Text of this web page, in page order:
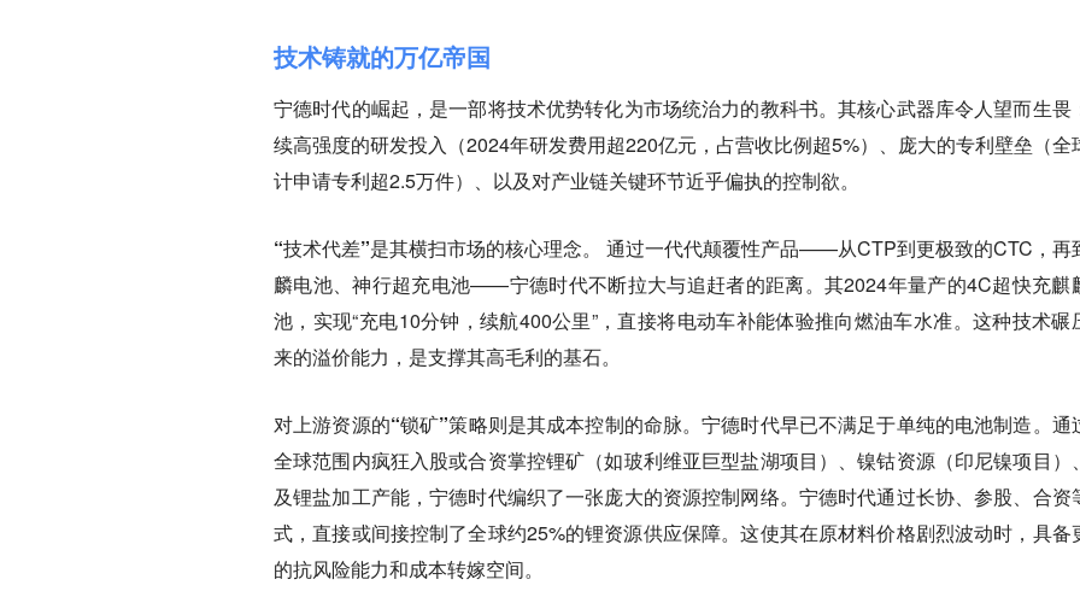
技术铸就的万亿帝国
宁德时代的崛起，是一部将技术优势转化为市场统治力的教科书。其核心武器库令人望而生畏
续高强度的研发投入（2024年研发费用超220亿元，占营收比例超5%）、庞大的专利壁垒（全
计申请专利超2.5万件）、以及对产业链关键环节近乎偏执的控制欲。
“技术代差”是其横扫市场的核心理念。 通过一代代颠覆性产品——从CTP到更极致的CTC，再
麟电池、神行超充电池——宁德时代不断拉大与追赶者的距离。其2024年量产的4C超快充麒
池，实现“充电10分钟，续航400公里”，直接将电动车补能体验推向燃油车水准。这种技术碾
来的溢价能力，是支撑其高毛利的基石。
对上游资源的“锁矿”策略则是其成本控制的命脉。宁德时代早已不满足于单纯的电池制造。通
全球范围内疯狂入股或合资掌控锂矿（如玻利维亚巨型盐湖项目）、镍钴资源（印尼镍项目）
及锂盐加工产能，宁德时代编织了一张庞大的资源控制网络。宁德时代通过长协、参股、合资
式，直接或间接控制了全球约25%的锂资源供应保障。这使其在原材料价格剧烈波动时，具备
的抗风险能力和成本转嫁空间。